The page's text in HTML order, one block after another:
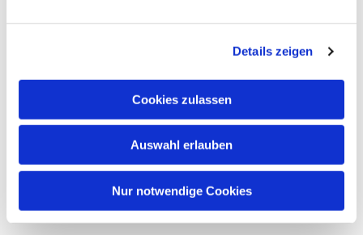
Details zeigen
Cookies zulassen
Auswahl erlauben
Nur notwendige Cookies